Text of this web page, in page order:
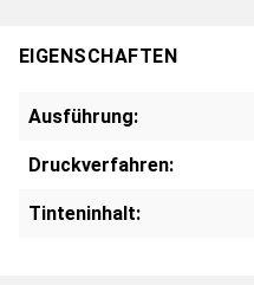
EIGENSCHAFTEN
Ausführung:
Druckverfahren:
Tinteninhalt: